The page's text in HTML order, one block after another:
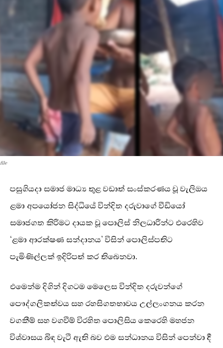
file
පසුගියදා සමාජ මාධ්‍ය තුළ වඩාත් සංස්කරණය වූ වැලිඔය
ළමා අපයෝජන සිද්ධියේ වින්දිත දරුවාගේ වීඩියෝ
සමාජගත කිරීමට දායක වූ පොලිස් නිලධාරීන්ට එරෙහිව
‘ළමා ආරක්ෂණ සන්දානය’ විසින් පොලිස්පතිට
පැමිණිල්ලක් ඉදිරිපත් කර තිබෙනවා.
එමෙන්ම දිගින් දිගටම මෙලෙස වින්දිත දරුවන්ගේ
පෞද්ගලිකත්වය සහ රහසිගතභාවය උල්ලංගනය කරන
වගකීම් සහ වගවීම් විරහිත පොලිසිය කෙරෙහි මහජන
විශ්වාසය බිඳ වැටී ඇති බව එම සන්ධානය විසින් පෙන්වා දී